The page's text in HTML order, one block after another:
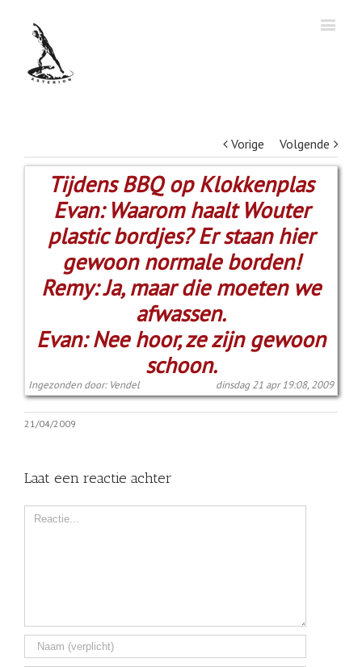
Vorige Volgende
Tijdens BBQ op Klokkenplas
Evan: Waarom haalt Wouter
plastic bordjes? Er staan hier
gewoon normale borden!
Remy: Ja, maar die moeten we
afwassen.
Evan: Nee hoor, ze zijn gewoon
schoon.
Ingezonden door: Vendel dinsdag 21 apr 19:08, 2009
21/04/2009
Laat een reactie achter
Comment